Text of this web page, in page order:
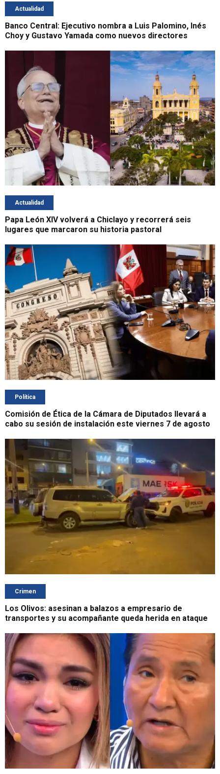
Actualidad
Banco Central: Ejecutivo nombra a Luis Palomino, Inés
Choy y Gustavo Yamada como nuevos directores
Actualidad
Papa León XIV volverá a Chiclayo y recorrerá seis
lugares que marcaron su historia pastoral
Política
Comisión de Ética de la Cámara de Diputados llevará a
cabo su sesión de instalación este viernes 7 de agosto
Crimen
Los Olivos: asesinan a balazos a empresario de
transportes y su acompañante queda herida en ataque